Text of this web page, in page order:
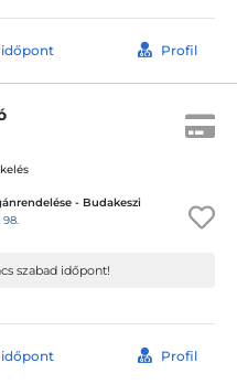
időpont Profil
- Budakeszi
szabad időpont!
időpont Profil